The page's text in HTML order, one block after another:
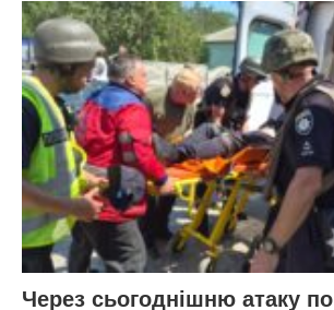
Через сьогоднішню атаку по